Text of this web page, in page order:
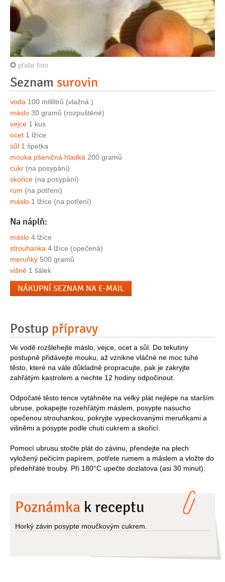
přidat foto
Seznam surovin
voda 100 mililitrů (vlažná )
máslo 30 gramů (rozpuštěné)
vejce 1 kus
ocet 1 lžíce
sůl 1 špetka
mouka pšeničná hladká 200 gramů
cukr (na posypání)
skořice (na posypání)
rum (na potření)
máslo 1 lžíce (na potření)
Na náplň:
máslo 4 lžíce
strouhanka 4 lžíce (opečená)
meruňky 500 gramů
višně 1 šálek
NÁKUPNÍ SEZNAM NA E-MAIL
Postup přípravy
Ve vodě rozšlehejte máslo, vejce, ocet a sůl. Do tekutiny
postupně přidávejte mouku, až vznikne vláčné ne moc tuhé
těsto, které na vále důkladně propracujte, pak je zakryjte
zahřátým kastrolem a nechte 12 hodiny odpočinout.
Odpočaté těsto tence vytáhněte na velký plát nejlépe na starším
ubruse, pokapejte rozehřátým máslem, posypte nasucho
opečenou strouhankou, pokryjte vypeckovanými meruňkami a
višněmi a posypte podle chuti cukrem a skořicí.
Pomocí ubrusu stočte plát do závinu, přendejte na plech
vyložený pečicím papírem, potřete rumem a máslem a vložte do
předehřáté trouby. Při 180°C upečte dozlatova (asi 30 minut).
Poznámka k receptu
Horký závin posypte moučkovým cukrem.